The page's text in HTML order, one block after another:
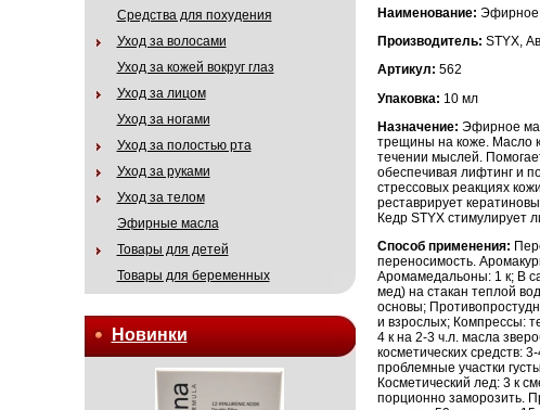
Средства для похудения
Уход за волосами
Уход за кожей вокруг глаз
Уход за лицом
Уход за ногами
Уход за полостью рта
Уход за руками
Уход за телом
Эфирные масла
Товары для детей
Товары для беременных
Новинки
Наименование: Эфирное
Производитель: STYX,
Артикул: 562
Упаковка: 10 мл
Назначение: Эфирное
трещины на коже. Масло
течении мыслей.
обеспечивая лифтинг и
стрессовых реакциях
реставрирует
Кедр STYX стимулирует
Способ применения:
переносимость.
Аромамедальоны: 1 к; В
мед) на стакан теплой
основы;
и взрослых; Компрессы:
4 к на 2-3 ч.л. масла
косметических средств:
проблемные участки
Косметический лед: 3 к
порционно заморозить.